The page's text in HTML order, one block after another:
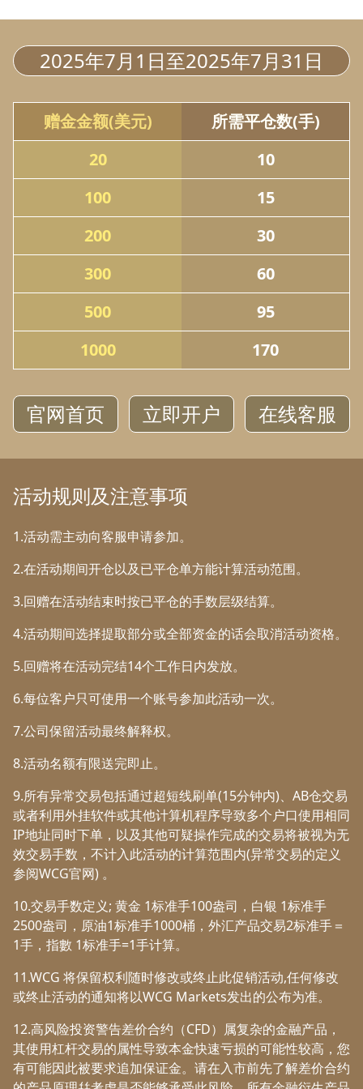
2025年7月1日至2025年7月31日
赠金金额(美元)
所需平仓数(手)
20
10
100
15
200
30
300
60
500
95
1000
170
官网首页 立即开户 在线客服
活动规则及注意事项
1.活动需主动向客服申请参加。
2.在活动期间开仓以及已平仓单方能计算活动范围。
3.回赠在活动结束时按已平仓的手数层级结算。
4.活动期间选择提取部分或全部资金的话会取消活动资格。
5.回赠将在活动完结14个工作日内发放。
6.每位客户只可使用一个账号参加此活动一次。
7.公司保留活动最终解释权。
8.活动名额有限送完即止。
9.所有异常交易包括通过超短线刷单(15分钟内)、AB仓交易
或者利用外挂软件或其他计算机程序导致多个户口使用相同
IP地址同时下单，以及其他可疑操作完成的交易将被视为无
效交易手数，不计入此活动的计算范围内(异常交易的定义
参阅WCG官网) 。
10.交易手数定义; 黄金 1标准手100盎司，白银 1标准手
2500盎司，原油1标准手1000桶，外汇产品交易2标准手＝
1手，指數 1标准手=1手计算。
11.WCG 将保留权利随时修改或终止此促销活动,任何修改
或终止活动的通知将以WCG Markets发出的公布为准。
12.高风险投资警告差价合约（CFD）属复杂的金融产品，
其使用杠杆交易的属性导致本金快速亏损的可能性较高，您
有可能因此被要求追加保证金。请在入市前先了解差价合约